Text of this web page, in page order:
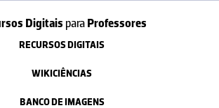
Digitais paraProfessores
RECURSOS DIGITAIS
WIKICIÊNCIAS
BANCO DE IMAGENS